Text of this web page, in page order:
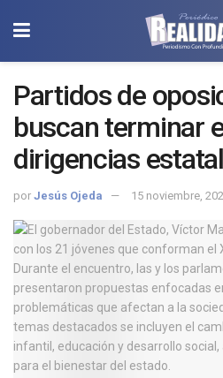
Partidos de
buscan terminar
dirigencias
ratificadas.
por Jesús Ojeda 15 noviembre,